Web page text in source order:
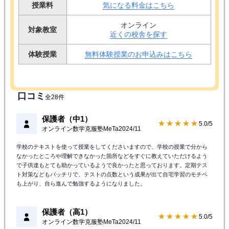
授業料 気になる料金はこちら
対象教室
オンライン
近くの校舎を探す
体験授業 無料体験授業のお申込みはこちら
口コミ 全28件
保護者（中1）
オンライン数学克服塾MeTa2024/11
★★★★★ 5.0/5
学校のテキストを使って授業をしてくださいますので、学校の授業で分から
なかったところや理解できなかった箇所などをすぐに教えていただけるよう
で子供達もとても助かっているようで良かったと思っております。定期テス
ト対策などもバッチリで、テストの点数という成果が出て自宅学習のモチベ
も上がり、自ら進んで勉強するようになりました。
保護者（高1）
オンライン数学克服塾MeTa2024/11
★★★★★ 5.0/5